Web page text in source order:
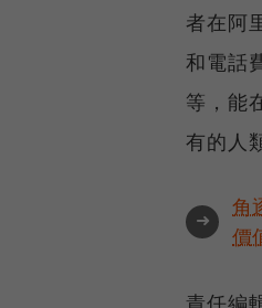
者在阿
和電話
等，能
有的人
➜
角
價